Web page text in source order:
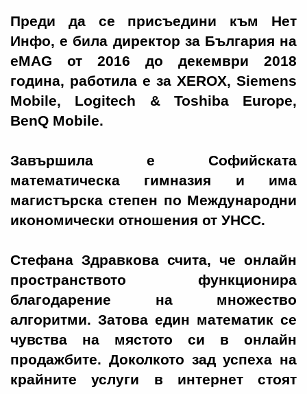
Преди да се присъедини към Нет
Инфо, е била директор за България на
eMAG от 2016 до декември 2018
година, работила е за XEROX, Siemens
Mobile, Logitech & Toshiba Europe,
BenQ Mobile.
Завършила е Софийската
математическа гимназия и има
магистърска степен по Международни
икономически отношения от УНСС.
Стефана Здравкова счита, че онлайн
пространството функционира
благодарение на множество
алгоритми. Затова един математик се
чувства на мястото си в онлайн
продажбите. Доколкото зад успеха на
крайните услуги в интернет стоят